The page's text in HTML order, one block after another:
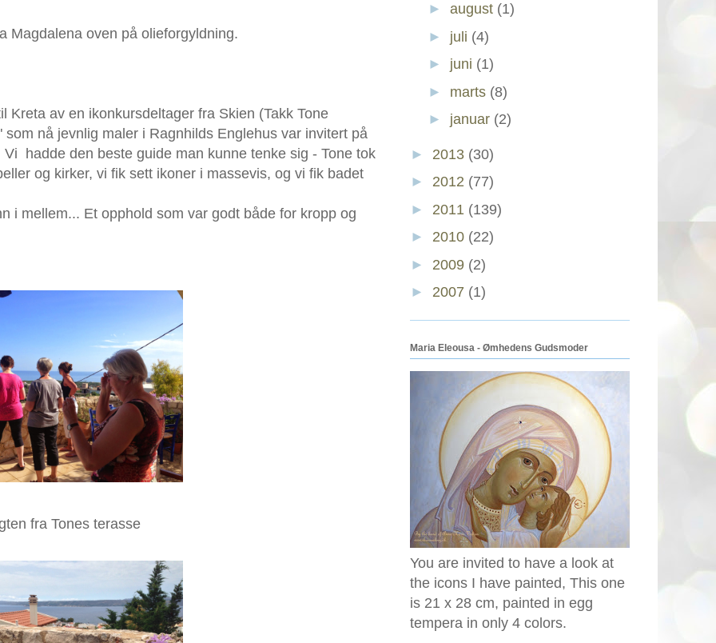
Magdalena oven på olieforgyldning.
Kreta av en ikonkursdeltager fra Skien (Takk Tone
nå jevnlig maler i Ragnhilds Englehus var invitert på
hadde den beste guide man kunne tenke sig - Tone tok
og kirker, vi fik sett ikoner i massevis, og vi fik badet
i mellem... Et opphold som var godt både for kropp og
fra Tones terasse
► august (1)
► juli (4)
► juni (1)
► marts (8)
► januar (2)
► 2013 (30)
► 2012 (77)
► 2011 (139)
► 2010 (22)
► 2009 (2)
► 2007 (1)
Maria Eleousa - Ømhedens Gudsmoder
You are invited to have a look at
the icons I have painted, This one
is 21 x 28 cm, painted in egg
tempera in only 4 colors.